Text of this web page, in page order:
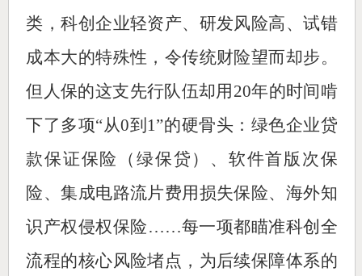
类，科创企业轻资产、研发风险高、试错
成本大的特殊性，令传统财险望而却步。
但人保的这支先行队伍却用20年的时间啃
下了多项“从0到1”的硬骨头：绿色企业贷
款保证保险（绿保贷）、软件首版次保
险、集成电路流片费用损失保险、海外知
识产权侵权保险……每一项都瞄准科创全
流程的核心风险堵点，为后续保障体系的